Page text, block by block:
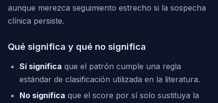
aunque merezca seguimiento estrecho si la sospecha
clínica persiste.
Qué significa y qué no significa
Sí significa que el patrón cumple una regla
estándar de clasificación utilizada en la literatura.
No significa que el score por sí solo sustituya la